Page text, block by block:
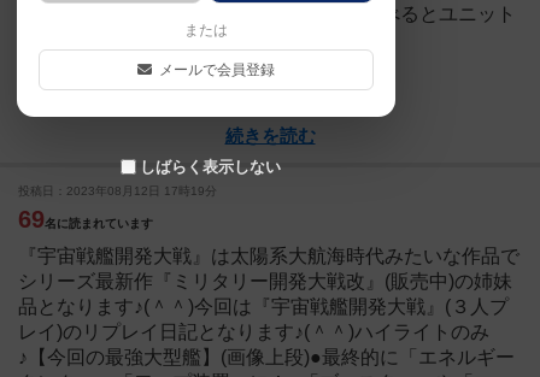
ができます♪(『ミリタリー開発大戦』と比べるとユニット
の概念がないので、 大量...
あんちっく
続きを読む
69名に読まれています
投稿日：2023年08月12日 17時19分
『宇宙戦艦開発大戦』は太陽系大航海時代みたいな作品で
シリーズ最新作『ミリタリー開発大戦改』(販売中)の姉妹
品となります♪(＾＾)今回は『宇宙戦艦開発大戦』(３人プ
レイ)のリプレイ日記となります♪(＾＾)ハイライトのみ
♪【今回の最強大型艦】(画像上段)●最終的に「エネルギー
または
メールで会員登録
しばらく表示しない